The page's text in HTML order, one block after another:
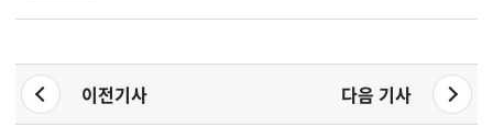
이전기사 다음 기사